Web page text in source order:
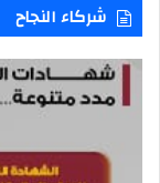
شركاء النجاح